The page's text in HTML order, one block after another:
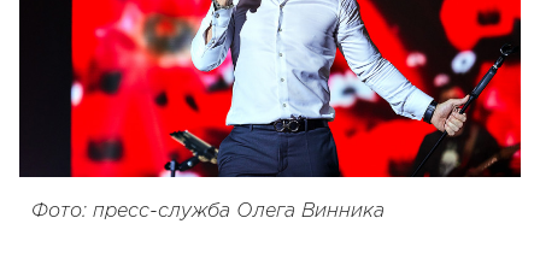
Фото: пресс-служба Олега Винника